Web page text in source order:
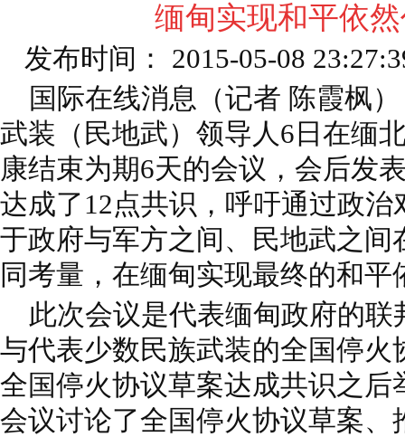
缅甸实现和平依
发布时间： 2015-05-08
国际在线消息（记者 陈霞枫
武装（民地武）领导人6日在缅
康结束为期6天的会议，会后发
达成了12点共识，呼吁通过政
于政府与军方之间、民地武之间
同考量，在缅甸实现最终的和平
此次会议是代表缅甸政府的联
与代表少数民族武装的全国停火
全国停火协议草案达成共识之后
会议讨论了全国停火协议草案